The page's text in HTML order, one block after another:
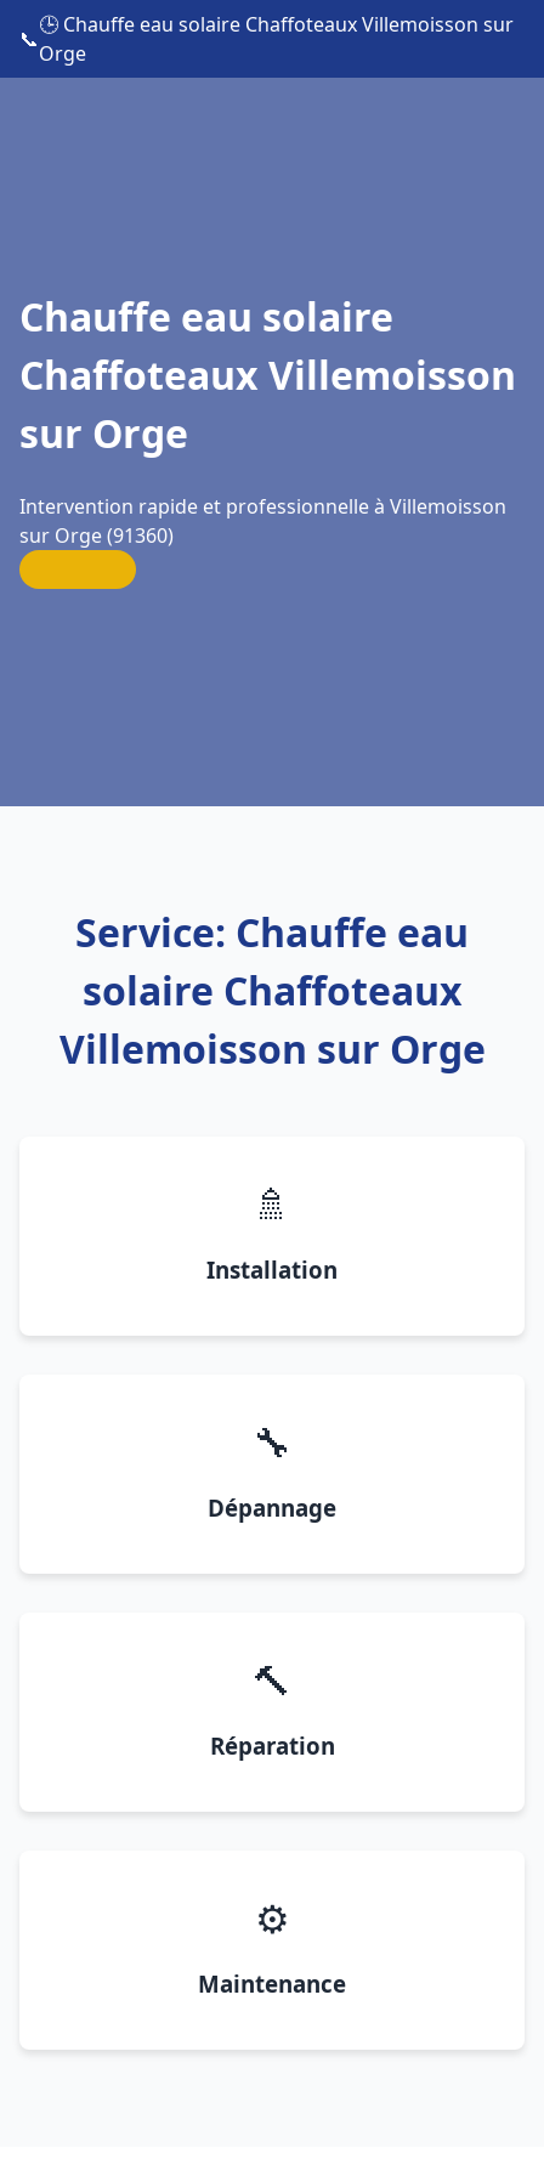
📞
🕒 Chauffe eau solaire Chaffoteaux Villemoisson sur
Orge
Chauffe eau solaire
Chaffoteaux Villemoisson
sur Orge
Intervention rapide et professionnelle à Villemoisson
sur Orge (91360)
Service: Chauffe eau
solaire Chaffoteaux
Villemoisson sur Orge
🚿
Installation
🔧
Dépannage
🔨
Réparation
⚙️
Maintenance